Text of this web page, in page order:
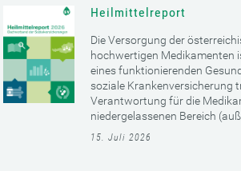
Heilmittelreport
Die Versorgung der
hochwertigen Medikamenten
eines funktionierenden
soziale Krankenversicherung
Verantwortung für die
niedergelassenen Bereich
15. Juli 2026